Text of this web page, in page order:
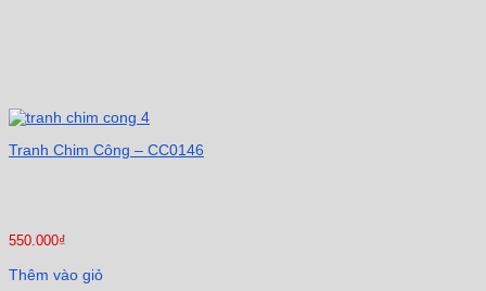
Tranh Chim Công – CC0146
550.000₫
Thêm vào giỏ